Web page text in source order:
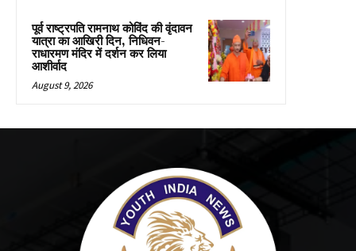
पूर्व राष्ट्रपति रामनाथ कोविंद की वृंदावन
यात्रा का आखिरी दिन, निधिवन-
राधारमण मंदिर में दर्शन कर लिया
आशीर्वाद
August 9, 2026